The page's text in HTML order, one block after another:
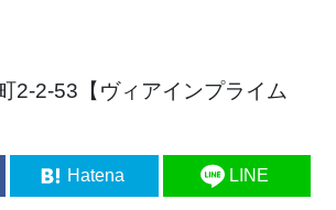
2-2-53【ヴィアインプライム
Hatena LINE